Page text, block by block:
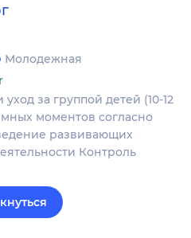
Молодежная
за группой детей (10-12
моментов согласно
развивающих
Контроль